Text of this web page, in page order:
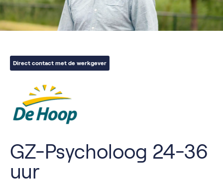
Direct contact met de werkgever
GZ-Psycholoog 24-36
uur